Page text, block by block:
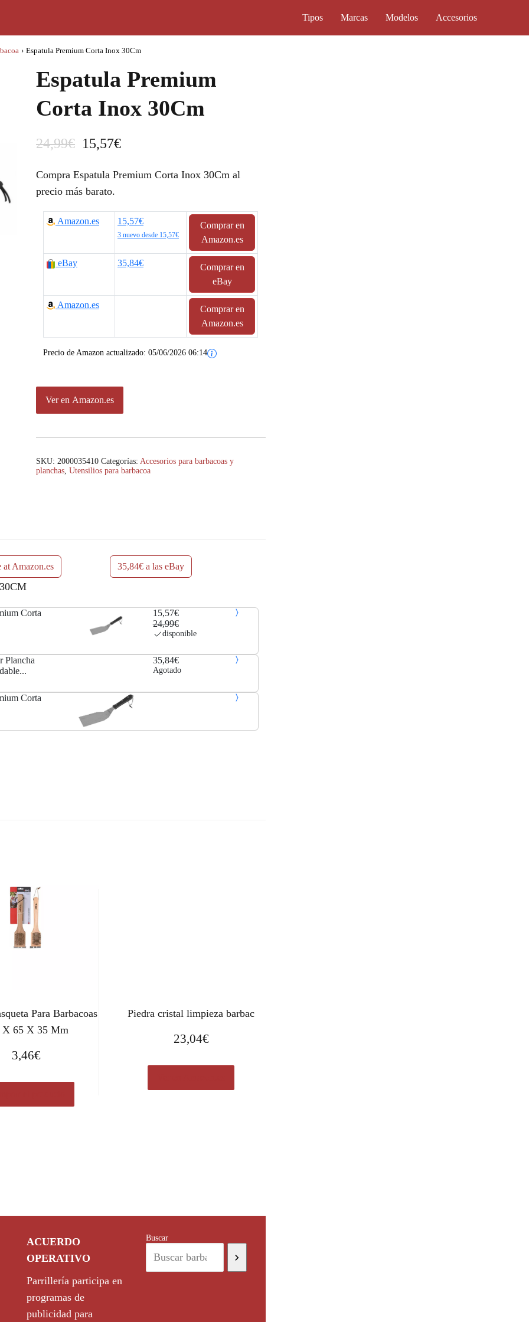
Tipos Marcas Modelos Accesorios
› Espatula Premium Corta Inox 30Cm
Espatula Premium
Corta Inox 30Cm
24,99€ E
p
r
c
o
g
i
n
a
9
.
15,57€E
r
e
c
o
u
a
l
e
,
7
.
Compra Espatula Premium Corta Inox 30Cm al
precio más barato.
Amazon.es 15,57€
3 nuevo desde 15,57€
Comprar en
Amazon.es
eBay 35,84€
Comprar en
eBay
Amazon.es
Comprar en
Amazon.es
Precio de Amazon actualizado: 05/06/2026 06:14
Ver en Amazon.es
SKU: 2000035410 Categorías: Accesorios para barbacoas y
planchas, Utensilios para barbacoa
Amazon.es 35,84€ a las eBay
Corta
15,57€
24,99€
disponible
Plancha
35,84€
Agotado
Corta
Para Barbacoas
X 65 X 35 Mm
3,46€
Piedra cristal limpieza barbac
23,04€
ACUERDO
OPERATIVO
Parrillería participa en
programas de
publicidad para
Buscar